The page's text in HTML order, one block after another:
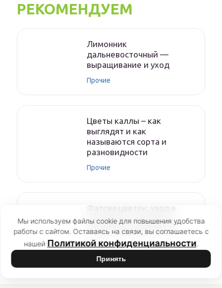
РЕКОМЕНДУЕМ
Лимонник
дальневосточный —
выращивание и уход
Прочие
Цветы каллы – как
выглядят и как
называются сорта и
разновидности
Прочие
Фатсия цветок: уход в
домашних условиях и
способы размножения
Прочие
Мы используем файлы cookie для повышения удобства
работы с сайтом. Оставаясь на связи, вы соглашаетесь с
нашей Политикой конфиденциальности.
Принять